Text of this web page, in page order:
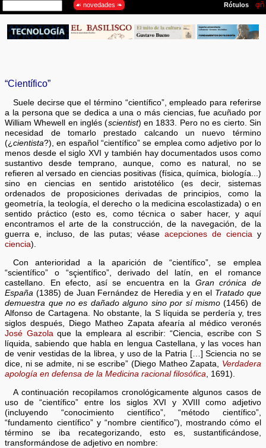
“Científico”
Suele decirse que el término “científico”, empleado para referirse
a la persona que se dedica a una o más ciencias, fue acuñado por
William Whewell en inglés (scientist) en 1833. Pero no es cierto. Sin
necesidad de tomarlo prestado calcando un nuevo término
(¿cientista?), en español “científico” se emplea como adjetivo por lo
menos desde el siglo XVI y también hay documentados usos como
sustantivo desde temprano, aunque, como es natural, no se
refieren al versado en ciencias positivas (física, química, biología...)
sino en ciencias en sentido aristotélico (es decir, sistemas
ordenados de proposiciones derivadas de principios, como la
geometría, la teología, el derecho o la medicina escolastizada) o en
sentido práctico (esto es, como técnica o saber hacer, y aquí
encontramos el arte de la construcción, de la navegación, de la
guerra e, incluso, de las putas; véase acepciones de cienciay
ciencia).
Con anterioridad a la aparición de “científico”, se emplea
“scientífico” o “sçientífico”, derivado del latín, en el romance
castellano. En efecto, así se encuentra en la Gran crónica de
España (1385) de Juan Fernández de Heredia y en el Tratado que
demuestra que no es dañado alguno sino por sí mismo (1456) de
Alfonso de Cartagena. No obstante, la S líquida se perdería y, tres
siglos después, Diego Matheo Zapata afearía al médico veronés
José Gazolaque la empleara al escribir: “Ciencia, escribe con S
líquida, sabiendo que habla en lengua Castellana, y las voces han
de venir vestidas de la librea, y uso de la Patria […] Sciencia no se
dice, ni se admite, ni se escribe” (Diego Matheo Zapata, Verdadera
apología en defensa de la Medicina racional filosófica, 1691).
A continuación recopilamos cronológicamente algunos casos de
uso de “científico” entre los siglos XVI y XVIII como adjetivo
(incluyendo “conocimiento científico”, “método científico”,
“fundamento científico” y “nombre científico”), mostrando cómo el
término se iba recategorizando, esto es, sustantificándose,
transformándose de adjetivo en nombre: